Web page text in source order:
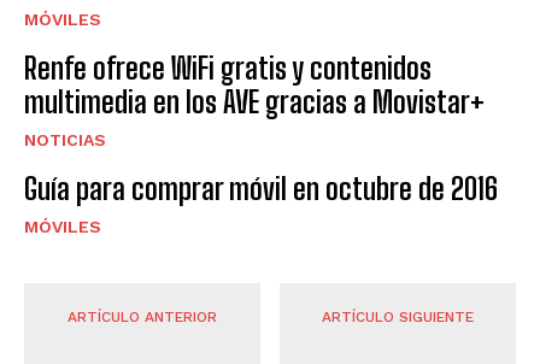
MÓVILES
Renfe ofrece WiFi gratis y contenidos
multimedia en los AVE gracias a Movistar+
NOTICIAS
Guía para comprar móvil en octubre de 2016
MÓVILES
ARTÍCULO ANTERIOR ARTÍCULO SIGUIENTE